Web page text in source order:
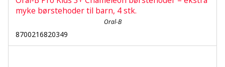
myke børstehoder til barn, 4 stk.
Oral-B
8700216820349